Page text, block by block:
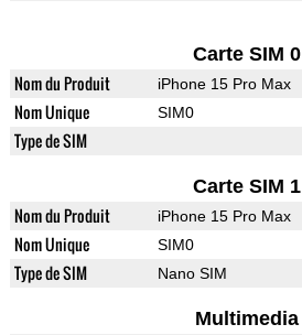
Carte SIM 0
Nom du Produit iPhone 15 Pro Max
Nom Unique SIM0
Type de SIM
Carte SIM 1
Nom du Produit iPhone 15 Pro Max
Nom Unique SIM0
Type de SIM Nano SIM
Multimedia